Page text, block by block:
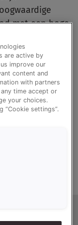
met een hoge
een knapperige
are active by
improve our
content and
with partners
time accept or
your choices.
“Cookie settings”.